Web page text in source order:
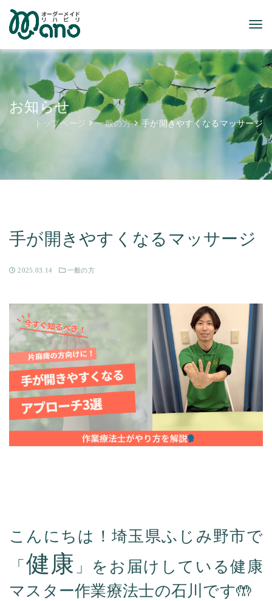
お知らせ
トップページ 一般の方 手が開きやすくなるマッサージ
手が開きやすくなるマッサージ
2025.03.14 一般の方
こんにちは！埼玉県ふじみ野市で
「 健康 」をお届けしている健康
マスター作業療法士の石川です🤲